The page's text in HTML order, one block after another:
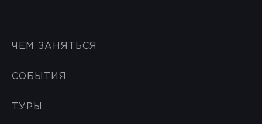
ЧЕМ ЗАНЯТЬСЯ
СОБЫТИЯ
ТУРЫ